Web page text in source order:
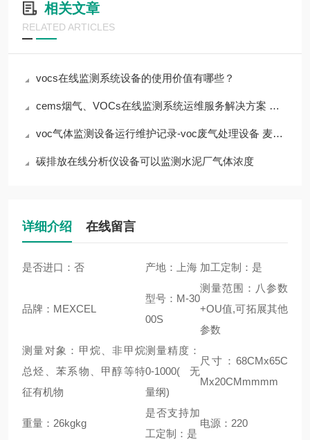
相关文章
RELATED ARTICLES
vocs在线监测系统设备的使用价值有哪些？
cems烟气、VOCs在线监测系统运维服务解决方案 上海麦越
voc气体监测设备运行维护记录-voc废气处理设备 麦越环境
碳排放在线分析仪设备可以监测水泥厂气体浓度
详细介绍 在线留言
是否进口：否 产地：上海 加工定制：是
品牌：MEXCEL
型号：M-30
00S
测量范围：八参数
+OU值,可拓展其他
参数
测量对象：甲烷、非甲烷
总烃、苯系物、甲醇等特
征有机物
测量精度：
0-1000(无
量纲)
尺寸：68CMx65C
Mx20CMmmmm
重量：26kgkg
是否支持加
工定制：是
电源：220